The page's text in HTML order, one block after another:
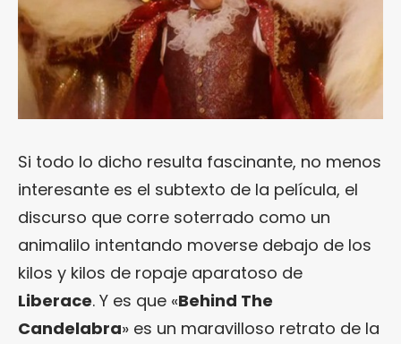
Si todo lo dicho resulta fascinante, no menos
interesante es el subtexto de la película, el
discurso que corre soterrado como un
animalilo intentando moverse debajo de los
kilos y kilos de ropaje aparatoso de
Liberace. Y es que «Behind The
Candelabra» es un maravilloso retrato de la